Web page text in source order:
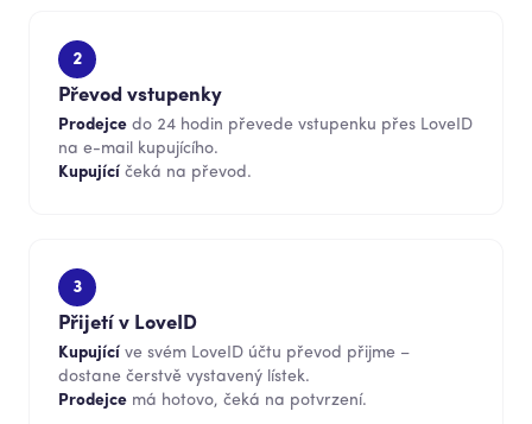
2
Převod vstupenky
Prodejce do 24 hodin převede vstupenku přes LoveID
na e-mail kupujícího.
Kupující čeká na převod.
3
Přijetí v LoveID
Kupující ve svém LoveID účtu převod přijme –
dostane čerstvě vystavený lístek.
Prodejce má hotovo, čeká na potvrzení.